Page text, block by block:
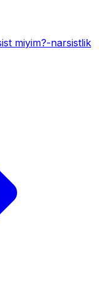
miyim?-narsistlik